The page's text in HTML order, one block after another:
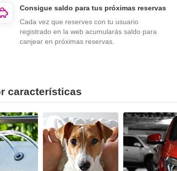
Consigue saldo para tus próximas reservas
Cada vez que reserves con tu usuario
registrado en la web acumularás saldo para
canjear en próximas reservas.
características